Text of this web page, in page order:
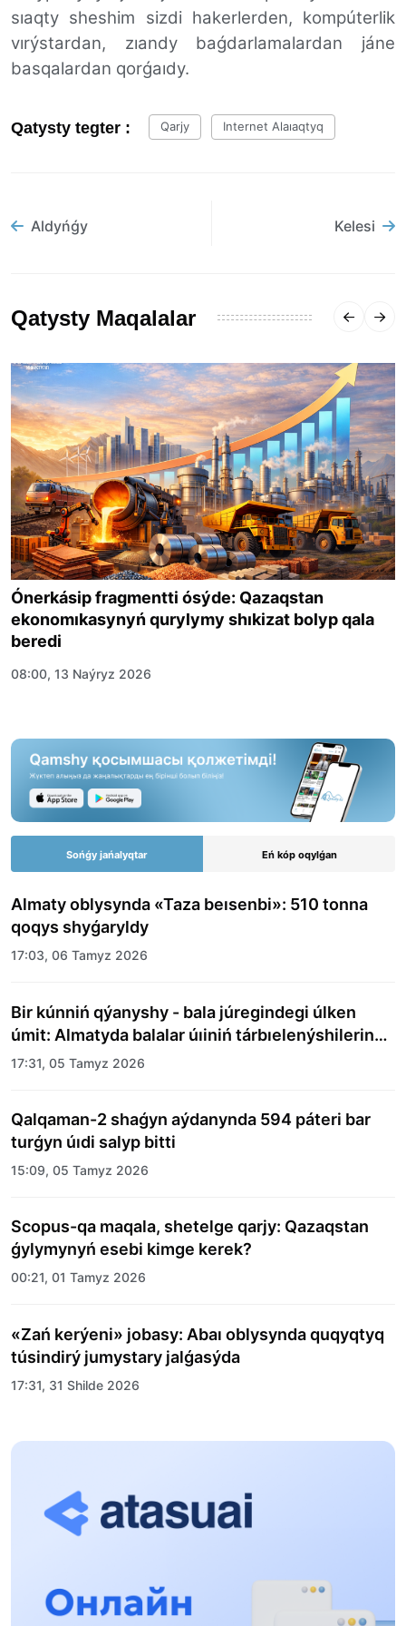
sıaqty sheshim sizdi hakerlerden, kompúterlik
vırýstardan, zıandy baǵdarlamalardan jáne
basqalardan qorǵaıdy.
Qatysty tegter : Qarjy Internet Alaıaqtyq
Aldyńǵy Kelesi
Qatysty Maqalalar
Ónerkásip fragmentti ósýde: Qazaqstan
ekonomıkasynyń qurylymy shıkizat bolyp qala
beredi
08:00, 13 Naýryz 2026
Sońǵy jańalyqtar Eń kóp oqylǵan
Almaty oblysynda «Taza beısenbi»: 510 tonna
qoqys shyǵaryldy
17:03, 06 Tamyz 2026
Bir kúnniń qýanyshy - bala júregindegi úlken
úmit: Almatyda balalar úıiniń tárbıelenýshilerine
merekelik kún uıymdastyryldy
17:31, 05 Tamyz 2026
Qalqaman-2 shaǵyn aýdanynda 594 páteri bar
turǵyn úıdi salyp bitti
15:09, 05 Tamyz 2026
Scopus-qa maqala, shetelge qarjy: Qazaqstan
ǵylymynyń esebi kimge kerek?
00:21, 01 Tamyz 2026
«Zań kerýeni» jobasy: Abaı oblysynda quqyqtyq
túsindirý jumystary jalǵasýda
17:31, 31 Shilde 2026
Halyqaralyq «Formýla-1 H2O» jarysyn Qonaev
13:13, 30 Shilde 2026
12:01, 28 Shilde 2026